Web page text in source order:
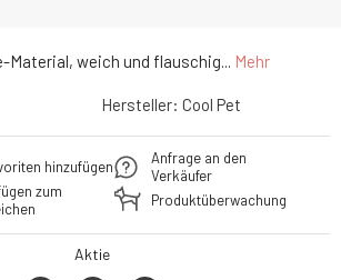
Material, weich und flauschig... Mehr
Hersteller: Cool Pet
hinzufügen
zum
Anfrage an den
Verkäufer
Produktüberwachung
Aktie